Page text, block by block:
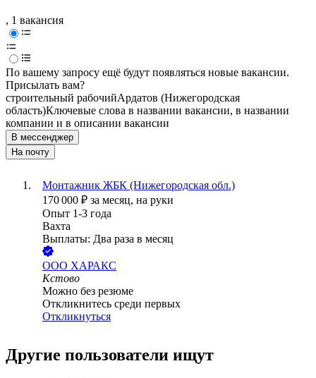
, 1 вакансия
По вашему запросу ещё будут появляться новые вакансии.
Присылать вам?
строительный рабочийАрдатов (Нижегородская
область)Ключевые слова в названии вакансии, в названии
компании и в описании вакансии
В мессенджер
На почту
Монтажник ЖБК (Нижегородская обл.)
170 000 ₽ за месяц, на руки
Опыт 1-3 года
Вахта
Выплаты: Два раза в месяц
ООО ХАРАКС
Кстово
Можно без резюме
Откликнитесь среди первых
Откликнуться
Другие пользователи ищут